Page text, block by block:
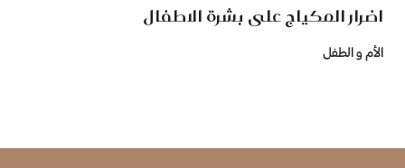
اضرار المكياج على بشرة الاطفال
الأم و الطفل